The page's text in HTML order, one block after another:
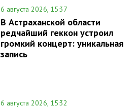
6 августа 2026, 15:37
В Астраханской области
редчайший геккон устроил
громкий концерт: уникальная
запись
6 августа 2026, 15:32